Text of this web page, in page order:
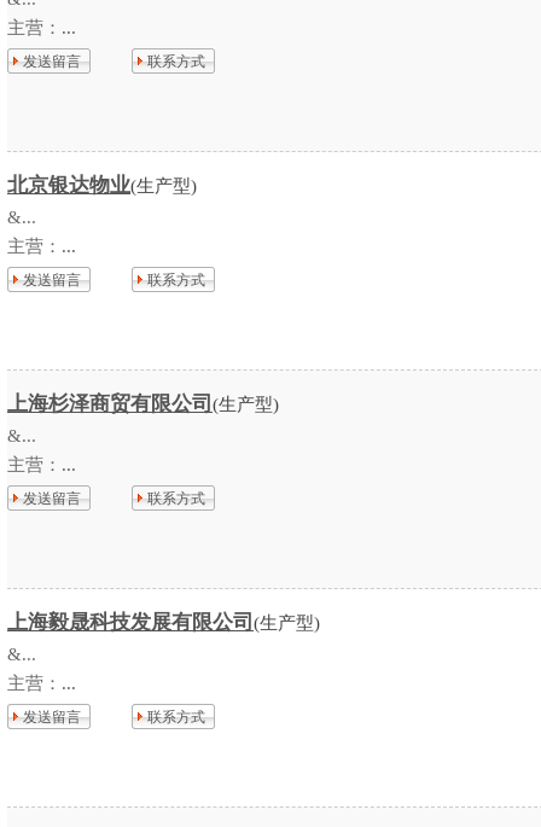
主营： ...
发送留言 联系方式
北京银达物业(生产型)
&...
主营： ...
发送留言 联系方式
上海杉泽商贸有限公司 (生产型)
&...
主营： ...
发送留言 联系方式
上海毅晟科技发展有限公司 (生产型)
&...
主营： ...
发送留言 联系方式